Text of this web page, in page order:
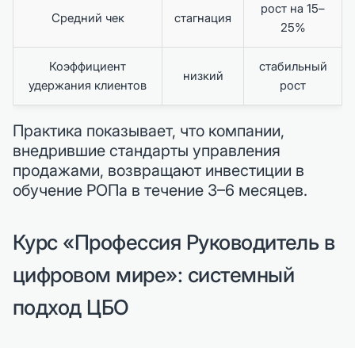
Средний чек стагнация
рост на 15–
25%
Коэффициент
удержания клиентов
низкий
стабильный
рост
Практика показывает, что компании,
внедрившие стандарты управления
продажами, возвращают инвестиции в
обучение РОПа в течение 3–6 месяцев.
Курс «Профессия Руководитель в
цифровом мире»: системный
подход ЦБО